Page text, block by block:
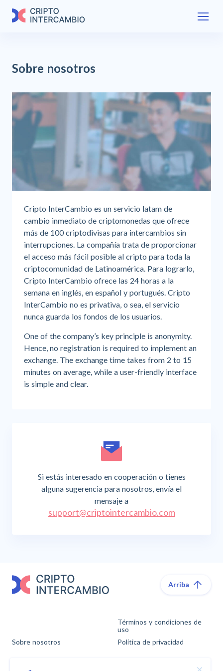
Sobre nosotros
Cripto InterCambio es un servicio latam de
cambio inmediato de criptomonedas que ofrece
más de 100 criptodivisas para intercambios sin
interrupciones. La compañía trata de proporcionar
el acceso más fácil posible al cripto para toda la
criptocomunidad de Latinoamérica. Para lograrlo,
Cripto InterCambio ofrece las 24 horas a la
semana en inglés, en español y portugués. Cripto
InterCambio no es privativa, o sea, el servicio
nunca guarda los fondos de los usuarios.
One of the company’s key principle is anonymity.
Hence, no registration is required to implement an
exchange. The exchange time takes from 2 to 15
minutes on average, while a user-friendly interface
is simple and clear.
Si estás interesado en cooperación o tienes
alguna sugerencia para nosotros, envía el
mensaje a
support@criptointercambio.com
Sobre nosotros
Términos y condiciones de
uso
Política de privacidad
Arriba